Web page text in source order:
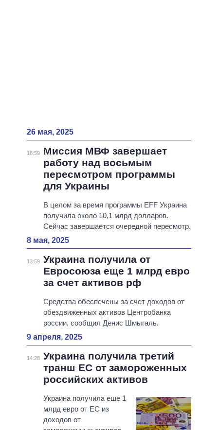
26 мая, 2025
18:59
Миссия МВФ завершает
работу над восьмым
пересмотром программы
для Украины
В целом за время программы EFF Украина
получила около 10,1 млрд долларов.
Сейчас завершается очередной пересмотр.
8 мая, 2025
13:59 Украина получила от
Евросоюза еще 1 млрд евро
за счет активов рф
Средства обеспечены за счет доходов от
обездвиженных активов Центробанка
россии, сообщил Денис Шмыгаль.
9 апреля, 2025
14:28 Украина получила третий
транш ЕС от замороженных
российских активов
Украина получила еще 1
млрд евро от ЕС из
доходов от